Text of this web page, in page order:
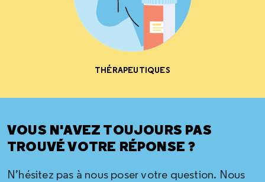
THÉRAPEUTIQUES
VOUS N'AVEZ TOUJOURS PAS
TROUVÉ VOTRE RÉPONSE ?
N’hésitez pas à nous poser votre question. Nous